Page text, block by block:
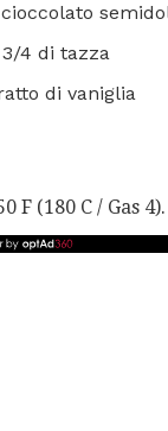
4 di tazza
di vaniglia
F (180 C / Gas 4).